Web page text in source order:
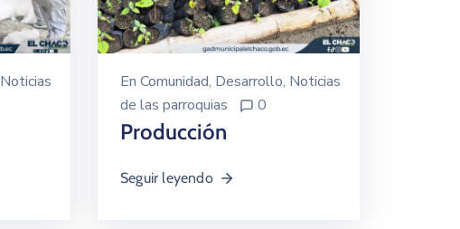
Noticias
En Comunidad‚ Desarrollo‚ Noticias
de las parroquias
0
Producción
Seguir leyendo